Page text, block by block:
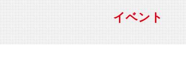
閉じる
特別会員開催
出展・参加
LINK-J主催・
LINK-J協賛・
ベンチャーインタビュー
サポーターコラム
プレスリリース
海外関連
会員プレスリ
募集
サポーター紹介
パンフレット
イベント